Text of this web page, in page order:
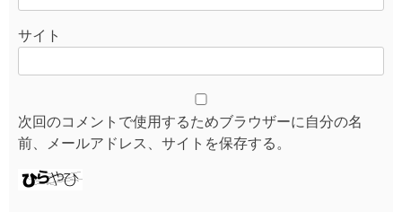
サイト
次回のコメントで使用するためブラウザーに自分の名
前、メールアドレス、サイトを保存する。